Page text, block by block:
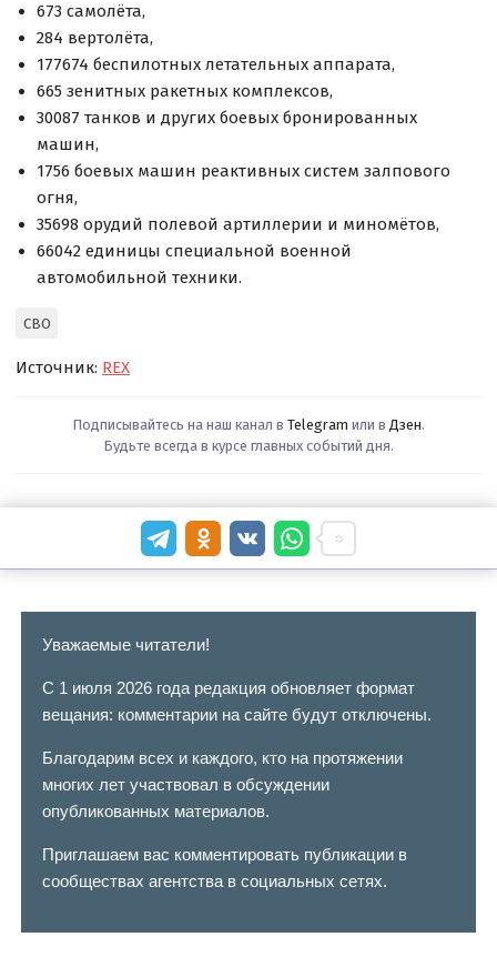
673 самолёта,
284 вертолёта,
177674 беспилотных летательных аппарата,
665 зенитных ракетных комплексов,
30087 танков и других боевых бронированных
машин,
1756 боевых машин реактивных систем залпового
огня,
35698 орудий полевой артиллерии и миномётов,
66042 единицы специальной военной
автомобильной техники.
СВО
Источник: REX
Подписывайтесь на наш канал в Telegram или в Дзен.
Будьте всегда в курсе главных событий дня.
Уважаемые читатели!
С 1 июля 2026 года редакция обновляет формат
вещания: комментарии на сайте будут отключены.
Благодарим всех и каждого, кто на протяжении
многих лет участвовал в обсуждении
опубликованных материалов.
Приглашаем вас комментировать публикации в
сообществах агентства в социальных сетях.